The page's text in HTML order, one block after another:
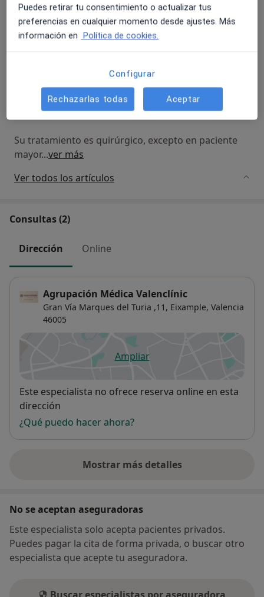
LESIONES DEL LIGAMENTO CRUZADO ANTERIOR
Lesión frecuente en la práctica deportiva, que afecta
Su diagnostico se basa en la anamnesis yla
exploración clínica complementándose con las
pruebas de imagen ( Rx y RMN).
Su tratamiento es quirúrgico, excepto en paciente
mayor...ver más
Ver todos los artículos
Consultas (2)
Dirección Online
Agrupación Médica Valenclínic
Gran Vía Marques del Turia ,11, Eixample, Valencia
46005
Ampliarse abre en una nueva
Disponibilidad
Este especialista no ofrece reserva online en esta
dirección
¿Qué puedo hacer ahora?
Mostrar más detalles
sobre la dirección
No se aceptan aseguradoras
Este especialista solo acepta pacientes privados.
Puedes pagar la cita de forma privada, o buscar otro
especialista que acepte tu aseguradora.
Puedes retirar tu consentimiento o actualizar tus
preferencias en cualquier momento desde ajustes. Más
información en Política de cookies.
Configurar
Rechazarlas todas Aceptar